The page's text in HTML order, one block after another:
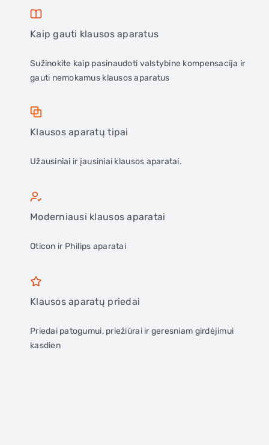
Kaip gauti klausos aparatus
Sužinokite kaip pasinaudoti valstybine kompensacija ir
gauti nemokamus klausos aparatus
Klausos aparatų tipai
Užausiniai ir įausiniai klausos aparatai.
Moderniausi klausos aparatai
Oticon ir Philips aparatai
Klausos aparatų priedai
Priedai patogumui, priežiūrai ir geresniam girdėjimui
kasdien